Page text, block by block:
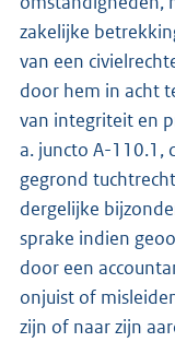
zakelijke
van een
door hem in acht
van integriteit en
a. juncto A-110.1,
gegrond
dergelijke
sprake indien
door een
onjuist of
zijn of naar zijn